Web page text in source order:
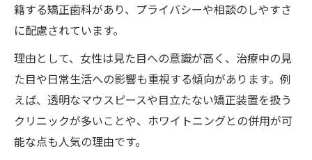
籍する矯正歯科があり、プライバシーや相談のしやすさ
に配慮されています。
理由として、女性は見た目への意識が高く、治療中の見
た目や日常生活への影響も重視する傾向があります。例
えば、透明なマウスピースや目立たない矯正装置を扱う
クリニックが多いことや、ホワイトニングとの併用が可
能な点も人気の理由です。